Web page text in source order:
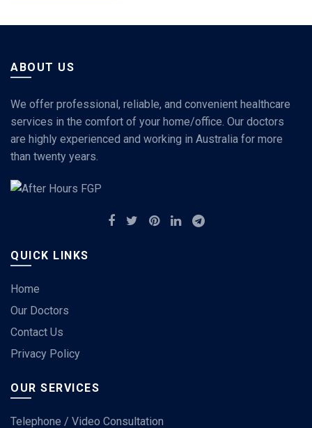
ABOUT US
We offer professional, reliable, and convenient healthcare
services in the comfort of your home/office. Our doctors
are highly experienced and working in Australia for more
than twenty years.
QUICK LINKS
Home
Our Doctors
Contact Us
Privacy Policy
OUR SERVICES
Telephone / Video Consultation